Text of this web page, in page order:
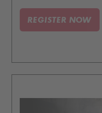
syna Tylera.
REGISTER NOW